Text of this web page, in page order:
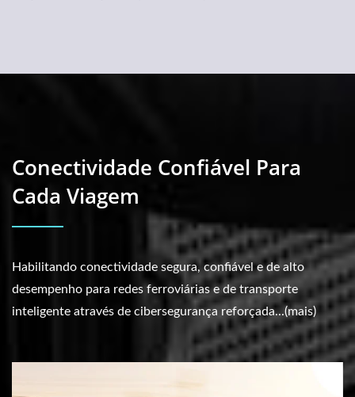
Conectividade Confiável Para
Cada Viagem
Habilitando conectividade segura, confiável e de alto
desempenho para redes ferroviárias e de transporte
inteligente através de cibersegurança reforçada...(mais)